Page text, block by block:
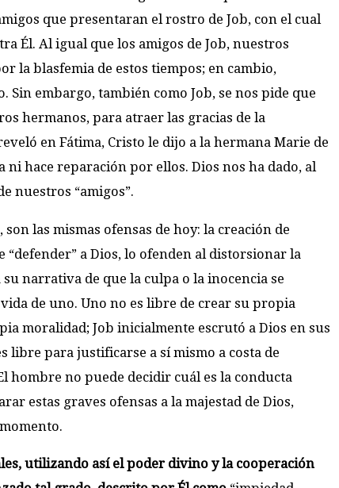
que presentaran el rostro de Job, con el cual
Él. Al igual que los amigos de Job, nuestros
la blasfemia de estos tiempos; en cambio,
embargo, también como Job, se nos pide que
hermanos, para atraer las gracias de la
en Fátima, Cristo le dijo a la hermana Marie de
hace reparación por ellos. Dios nos ha dado, al
nuestros “amigos”.
las mismas ofensas de hoy: la creación de
a Dios, lo ofenden al distorsionar la
narrativa de que la culpa o la inocencia se
de uno. Uno no es libre de crear su propia
moralidad; Job inicialmente escrutó a Dios en sus
para justificarse a sí mismo a costa de
hombre no puede decidir cuál es la conducta
estas graves ofensas a la majestad de Dios,
utilizando así el poder divino y la cooperación